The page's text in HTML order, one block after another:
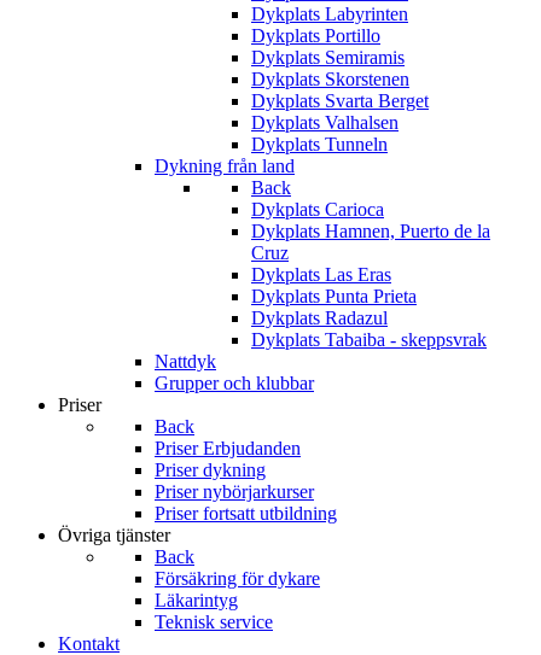
Dykplats Labyrinten
Dykplats Portillo
Dykplats Semiramis
Dykplats Skorstenen
Dykplats Svarta Berget
Dykplats Valhalsen
Dykplats Tunneln
Dykning från land
Back
Dykplats Carioca
Dykplats Hamnen, Puerto de la
Cruz
Dykplats Las Eras
Dykplats Punta Prieta
Dykplats Radazul
Dykplats Tabaiba - skeppsvrak
Nattdyk
Grupper och klubbar
Priser
Back
Priser Erbjudanden
Priser dykning
Priser nybörjarkurser
Priser fortsatt utbildning
Övriga tjänster
Back
Försäkring för dykare
Läkarintyg
Teknisk service
Kontakt